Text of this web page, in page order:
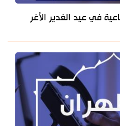
في عيد الغدير الأغر